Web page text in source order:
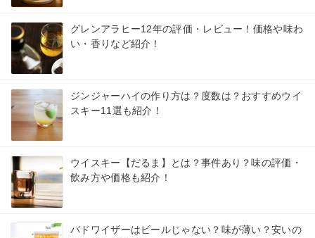
グレンアラヒー12年の評価・レビュー！価格や味わ
い・香りなど紹介！
ジンジャーハイの作り方は？度数は？おすすめウイ
スキー11選も紹介！
ウイスキー【だるま】とは？事件あり？味の評価・
飲み方や価格も紹介！
バドワイザーはビールじゃない？味が薄い？安いの